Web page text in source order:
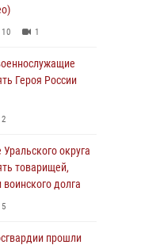
10 1
Героя России
2
округа
товарищей,
долга
5
прошли